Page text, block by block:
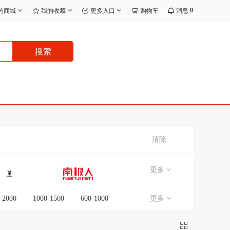
商城 我的收藏 更多入口 购物车 消息 0
搜索
清除
更多
2000 1000-1500 600-1000 更多